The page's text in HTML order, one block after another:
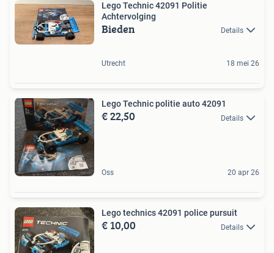
Lego Technic 42091 Politie
Achtervolging
Bieden Details
Utrecht 18 mei 26
Lego Technic politie auto 42091
€ 22,50 Details
Oss 20 apr 26
Lego technics 42091 police pursuit
€ 10,00 Details